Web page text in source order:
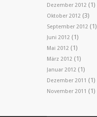
Dezember 2012 (1)
Oktober 2012 (3)
September 2012 (1)
Juni 2012 (1)
Mai 2012 (1)
März 2012 (1)
Januar 2012 (1)
Dezember 2011 (1)
November 2011 (1)